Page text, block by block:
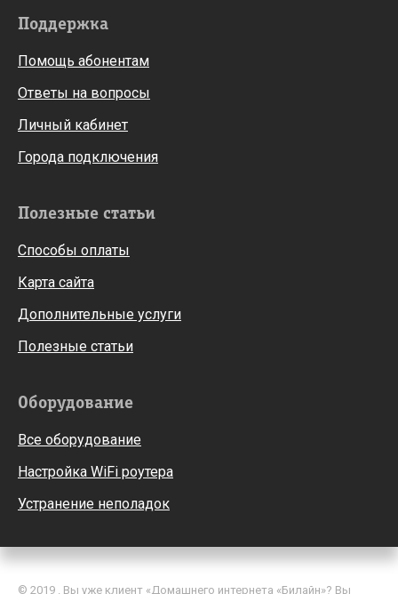
Поддержка
Помощь абонентам
Ответы на вопросы
Личный кабинет
Города подключения
Полезные статьи
Способы оплаты
Карта сайта
Дополнительные услуги
Полезные статьи
Оборудование
Все оборудование
Настройка WiFi роутера
Устранение неполадок
© 2019 . Вы уже клиент «Домашнего интернета «Билайн»? Вы